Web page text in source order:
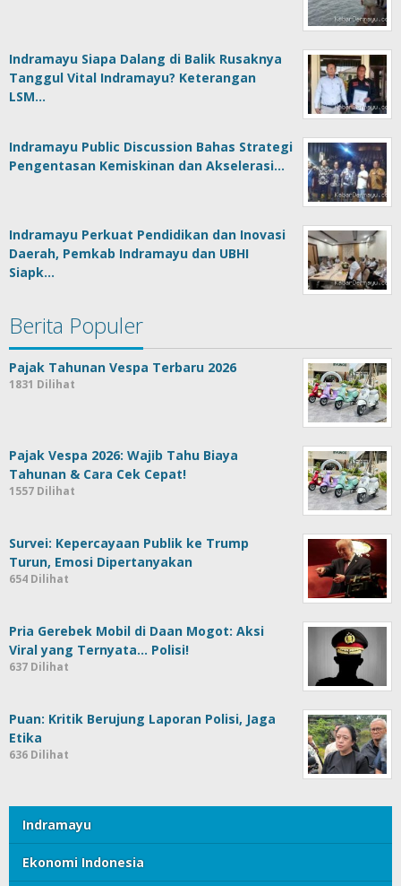
Indramayu Siapa Dalang di Balik Rusaknya
Tanggul Vital Indramayu? Keterangan
LSM…
Indramayu Public Discussion Bahas Strategi
Pengentasan Kemiskinan dan Akselerasi…
Indramayu Perkuat Pendidikan dan Inovasi
Daerah, Pemkab Indramayu dan UBHI
Siapk…
Berita Populer
Pajak Tahunan Vespa Terbaru 2026
1831 Dilihat
Pajak Vespa 2026: Wajib Tahu Biaya
Tahunan & Cara Cek Cepat!
1557 Dilihat
Survei: Kepercayaan Publik ke Trump
Turun, Emosi Dipertanyakan
654 Dilihat
Pria Gerebek Mobil di Daan Mogot: Aksi
Viral yang Ternyata… Polisi!
637 Dilihat
Puan: Kritik Berujung Laporan Polisi, Jaga
Etika
636 Dilihat
Indramayu
Ekonomi Indonesia